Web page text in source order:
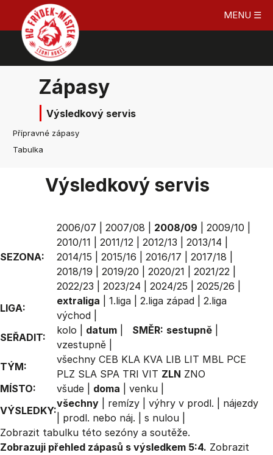
MENU ☰
Zápasy
Výsledkový servis
Přípravné zápasy
Tabulka
Výsledkový servis
SEZONA:
2006/07 2007/08 2008/09 2009/10
2010/11
2011/12 2012/13 2013/14
2014/15
2015/16 2016/17 2017/18
2018/19
2019/20 2020/21 2021/22
2022/23
2023/24 2024/25 2025/26
LIGA:
extraliga 1.liga 2.liga západ
2.liga
východ
SEŘADIT:
kolo datum SMĚR: sestupně
vzestupně
TÝM:
všechny CEB KLA KVA LIB LIT MBL PCE
PLZ SLA SPA TRI VIT ZLN ZNO
MÍSTO:
všude doma venku
VÝSLEDKY:
všechny remízy výhry v prodl.
nájezdy
prodl. nebo náj. s nulou
Zobrazit tabulku této sezóny a soutěže.
Zobrazuji přehled zápasů s výsledkem 5:4. Zobrazit